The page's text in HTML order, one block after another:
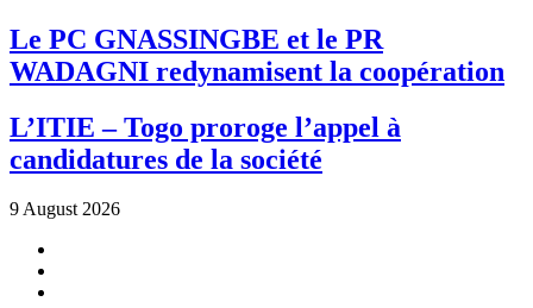
Le PC GNASSINGBE et le PR
WADAGNI redynamisent la coopération
L’ITIE – Togo proroge l’appel à
candidatures de la société
9 August 2026